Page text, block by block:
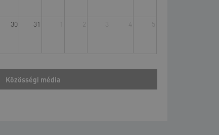
30 31
Közösségi média